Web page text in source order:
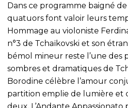
Dans ce programme baigné
quatuors font valoir leurs
Hommage au violoniste
n°3 de Tchaïkovski et son
bémol mineur reste l’une des
sombres et dramatiques de
Borodine célèbre l’amour
partition emplie de lumière et